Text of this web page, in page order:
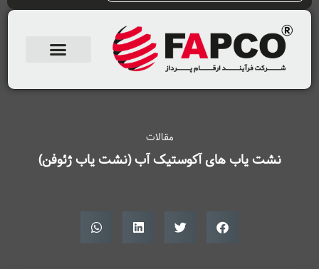
مقالات
نشت یاب های آکوستیک آب (نشت یاب ژئوفن)